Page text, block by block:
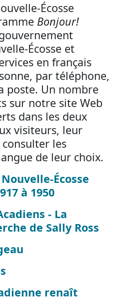
Écosse
Bonjour!
Écosse et
en français
par téléphone,
poste. Un nombre
sur notre site Web
dans les deux
visiteurs, leur
les
de leur choix.
Écosse
à 1950
- La
de Sally Ross
renaît